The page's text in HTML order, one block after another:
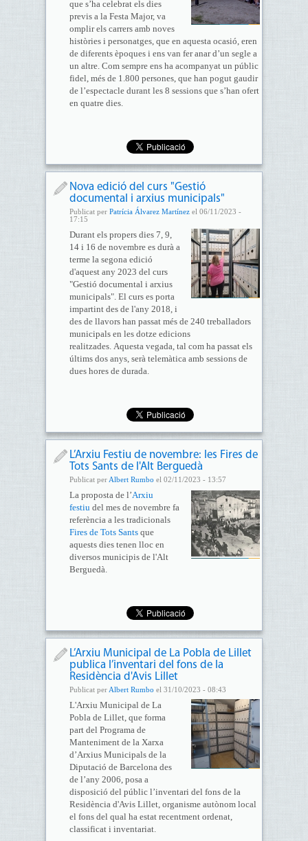
que s’ha celebrat els dies
previs a la Festa Major, va
omplir els carrers amb noves
històries i personatges, que en aquesta ocasió, eren
de diferents èpoques i ens van fer anar d’un segle a
un altre. Com sempre ens ha acompanyat un públic
fidel, més de 1.800 persones, que han pogut gaudir
de l’espectacle durant les 8 sessions que s’han ofert
en quatre dies.
Nova edició del curs "Gestió
documental i arxius municipals"
Publicat per Patrícia Álvarez Martínezel 06/11/2023 -
17:15
Durant els propers dies 7, 9,
14 i 16 de novembre es durà a
terme la segona edició
d'aquest any 2023 del curs
"Gestió documental i arxius
municipals". El curs es porta
impartint des de l'any 2018, i
des de llavors han passat més de 240 treballadors
municipals en les dotze edicions
realitzades. Aquesta vegada, tal com ha passat els
últims dos anys, serà telemàtica amb sessions de
dues hores de durada.
L’Arxiu Festiu de novembre: les Fires de
Tots Sants de l'Alt Berguedà
Publicat per Albert Rumbo el 02/11/2023 - 13:57
La proposta de l’Arxiu
festiudel mes de novembre fa
referència a les tradicionals
Fires de Tots Santsque
aquests dies tenen lloc en
diversos municipis de l'Alt
Berguedà.
L’Arxiu Municipal de La Pobla de Lillet
publica l’inventari del fons de la
Residència d'Avis Lillet
Publicat per Albert Rumbo el 31/10/2023 - 08:43
L'Arxiu Municipal de La
Pobla de Lillet, que forma
part del Programa de
Manteniment de la Xarxa
d’Arxius Municipals de la
Diputació de Barcelona des
de l’any 2006, posa a
disposició del públic l’inventari del fons de la
Residència d'Avis Lillet, organisme autònom local
el fons del qual ha estat recentment ordenat,
classificat i inventariat.